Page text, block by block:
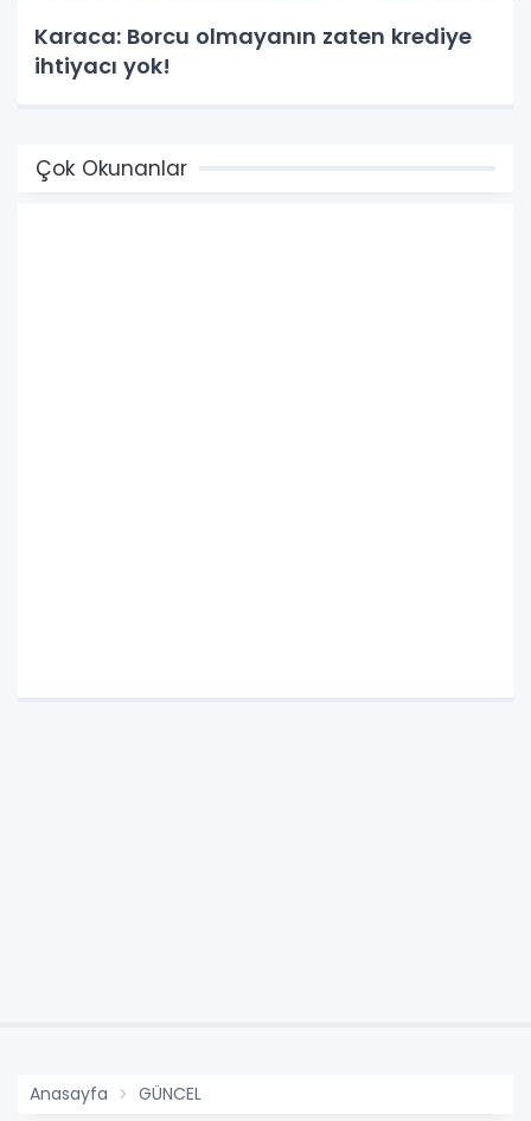
Karaca: Borcu olmayanın zaten krediye
ihtiyacı yok!
Çok Okunanlar
Anasayfa GÜNCEL